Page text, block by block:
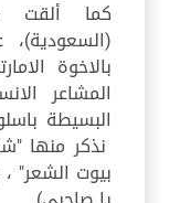
كما ألقت
بالاخوة
المشاعر
البسيطة
نذكر منها
بيوت